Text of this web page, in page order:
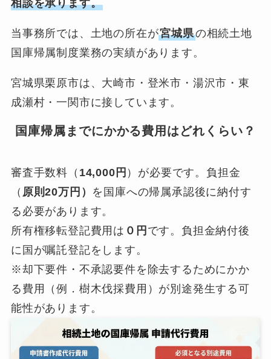
相談を承ります。
当事務所では、土地の所在が宮城県の相続土地
国庫帰属制度業務の実績があります。
宮城県栗原市は、大崎市・登米市・湯沢市・東
成瀬村・一関市に接しています。
国庫帰属までにかかる費用はどれくらい？
審査手数料（ 14,000円 ）が必要です。負担金
（ 原則20万円） を国庫への帰属承認後に納付す
る必要があります。
所有権移転登記費用は ０円 です。負担金納付後
に国が嘱託登記をします。
※却下要件・不承認要件を除去するためにかか
る費用（例．樹木伐採費用）が別途発生する可
能性があります。